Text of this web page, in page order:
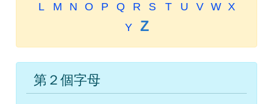
L
M N O P Q R S T U V W X
Y
Z
第２個字母